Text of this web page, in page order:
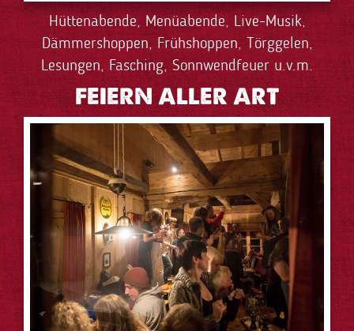
Hüttenabende, Menüabende, Live-Musik,
Dämmershoppen, Frühshoppen, Törggelen,
Lesungen, Fasching, Sonnwendfeuer u.v.m.
FEIERN ALLER ART